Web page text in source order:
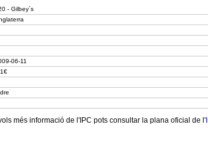
- Gilbey´s
06-11
més informació de l'IPC pots consultar la plana oficial de l'